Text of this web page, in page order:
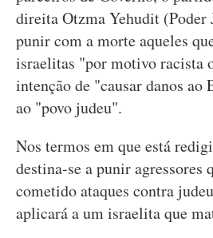
direita Otzma Yehudit (Poder
punir com a morte aqueles
israelitas "por motivo racista
intenção de "causar danos ao
ao "povo judeu".
Nos termos em que está
destina-se a punir agressores
cometido ataques contra
aplicará a um israelita que